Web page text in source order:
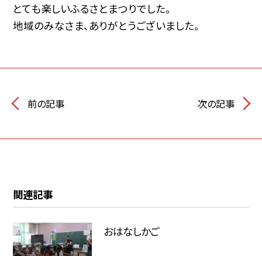
とても楽しいふるさとまつりでした。
地域のみなさま、ありがとうございました。
前の記事 次の記事
関連記事
おはなしかご